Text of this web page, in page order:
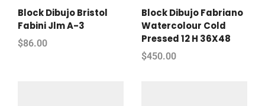
Block Dibujo Bristol
Fabini Jlm A-3
$86.00
Block Dibujo Fabriano
Watercolour Cold
Pressed 12 H 36X48
$450.00